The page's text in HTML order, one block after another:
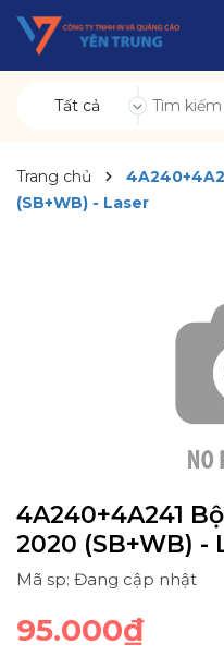
Tất cả
Trang chủ
(SB+WB) - Laser
4A240+4A241
2020 (SB+WB) -
Mã sp: Đang cập nhật
95.000₫